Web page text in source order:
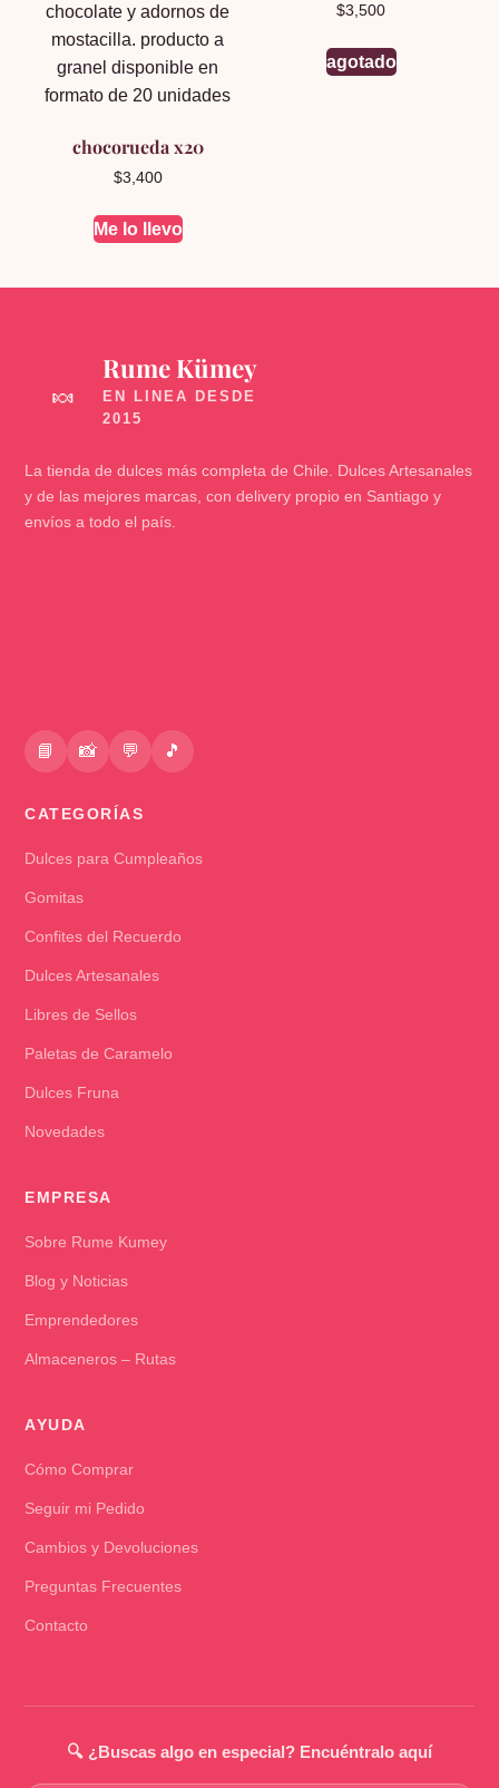
chocorueda x20
$3,400
Me lo llevo
$3,500
agotado
🍬
Rume Kümey
La tienda de dulces más completa de Chile. Dulces Artesanales
y de las mejores marcas, con delivery propio en Santiago y
envíos a todo el país.
📘 📸 💬 🎵
CATEGORÍAS
Dulces para Cumpleaños
Gomitas
Confites del Recuerdo
Dulces Artesanales
Libres de Sellos
Paletas de Caramelo
Dulces Fruna
Novedades
EMPRESA
Sobre Rume Kumey
Blog y Noticias
Emprendedores
Almaceneros – Rutas
AYUDA
Cómo Comprar
Seguir mi Pedido
Cambios y Devoluciones
Preguntas Frecuentes
Contacto
🔍 ¿Buscas algo en especial? Encuéntralo aquí